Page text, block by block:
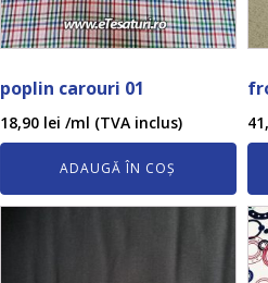
poplin carouri 01
18,90 lei /ml (TVA inclus)
ADAUGĂ ÎN COȘ